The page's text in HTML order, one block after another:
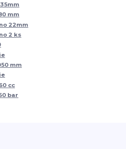
mm
22mm
2 ks
mm
cc
bar